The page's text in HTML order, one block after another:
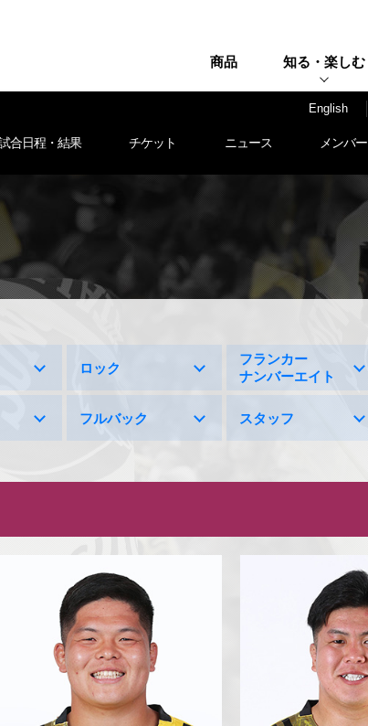
商品 知る・楽しむ
English
合日程・結果 チケット ニュース メンバー
ロック
フランカー
ナンバーエイト
フルバック スタッフ